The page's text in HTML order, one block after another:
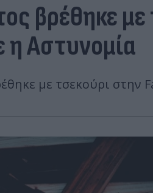
βρέθηκε
Αστυνομία
με τσεκούρι στην